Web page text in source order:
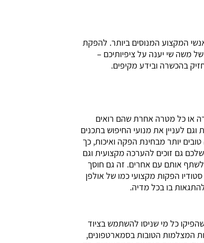
המקצוע המנוסים ביותר. להפקת
משה שי יענה על ציפיותיכם –
או כל מטרה אחרת שהם רואים
לעניין את מנועי החיפוש בתכנים
יותר מבחינת הפקה ואיכות, כך
גם זוכים להערכה מקצועית וגם
אותם עם אחרים. זה גם חוסך
הפקות מקצועי כמו של אולפן
בו בכל מדיה.
כל מי שניסו להשתמש בציוד
הטובות בסמארטפונים,